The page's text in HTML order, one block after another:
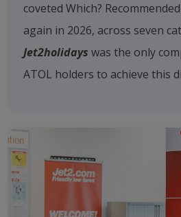
coveted Which?
again in 2026, across seven
Jet2holidays was the only
ATOL holders to achieve this